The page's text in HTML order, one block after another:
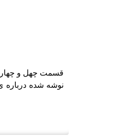
قسمت چهل و چهارم
نوشه شده